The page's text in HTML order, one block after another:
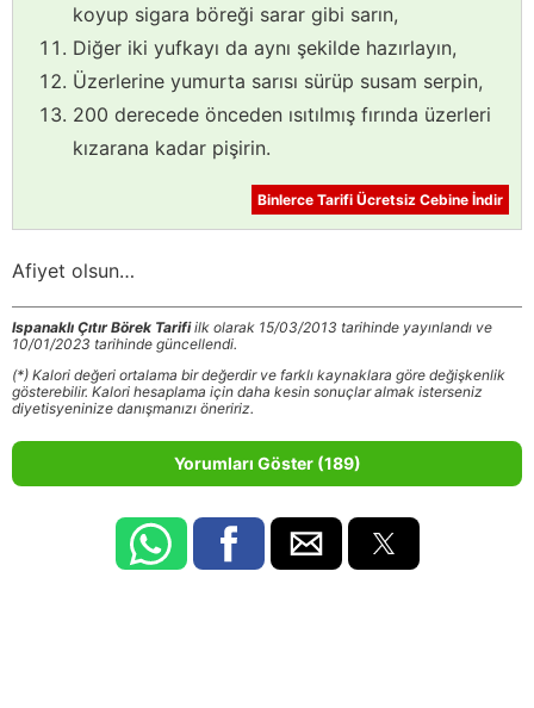
koyup sigara böreği sarar gibi sarın,
Diğer iki yufkayı da aynı şekilde hazırlayın,
Üzerlerine yumurta sarısı sürüp susam serpin,
200 derecede önceden ısıtılmış fırında üzerleri
kızarana kadar pişirin.
Binlerce Tarifi Ücretsiz Cebine İndir
Afiyet olsun…
Ispanaklı Çıtır Börek Tarifiilk olarak 15/03/2013 tarihinde yayınlandı ve
10/01/2023 tarihinde güncellendi.
(*) Kalori değeri ortalama bir değerdir ve farklı kaynaklara göre değişkenlik
gösterebilir. Kalori hesaplama için daha kesin sonuçlar almak isterseniz
diyetisyeninize danışmanızı öneririz.
Yorumları Göster (189)